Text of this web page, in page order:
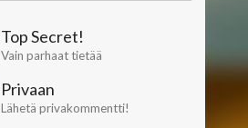
Top Secret!
Vain parhaat tietää
Privaan
Lähetä privakommentti!